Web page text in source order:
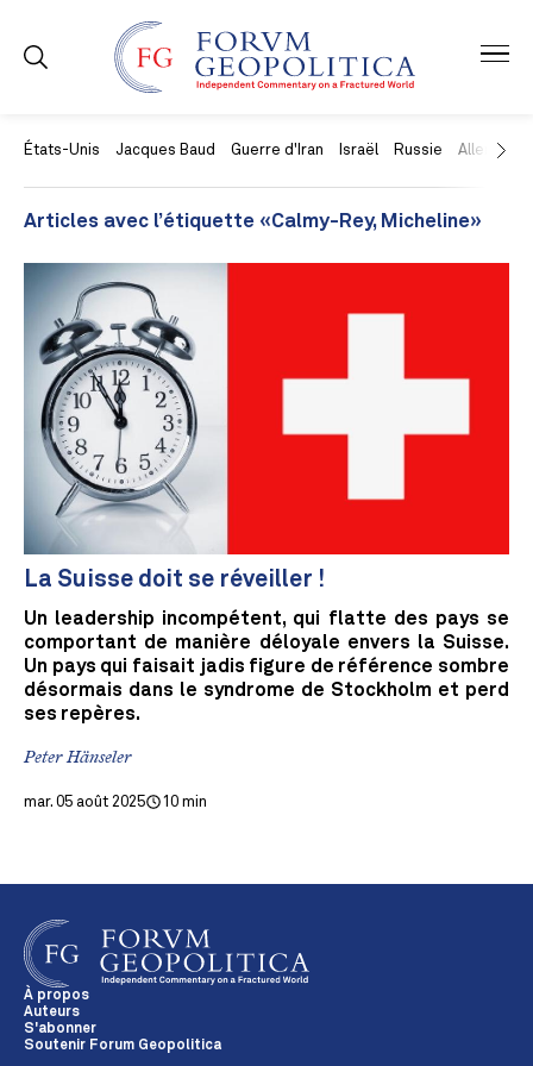
États-Unis Jacques Baud Guerre d'Iran Israël Russie Allemagne
Articles avec l’étiquette «Calmy-Rey, Micheline»
La Suisse doit se réveiller !
Un leadership incompétent, qui flatte des pays se
comportant de manière déloyale envers la Suisse.
Un pays qui faisait jadis figure de référence sombre
désormais dans le syndrome de Stockholm et perd
ses repères.
Peter Hänseler
mar. 05 août 2025 10 min
À propos
Auteurs
S'abonner
Soutenir Forum Geopolitica